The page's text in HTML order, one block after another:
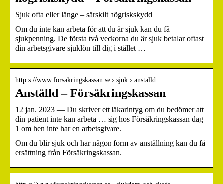
Sjuk ofta eller länge – särskilt högriskskydd
Om du inte kan arbeta för att du är sjuk kan du få
sjukpenning. De första två veckorna du är sjuk betalar oftast
din arbetsgivare sjuklön till dig i stället …
http s://www.forsakringskassan.se › sjuk › anstalld
Anställd – Försäkringskassan
12 jan. 2023 — Du skriver ett läkarintyg om du bedömer att
din patient inte kan arbeta … sig hos Försäkringskassan dag
1 om hen inte har en arbetsgivare.
Om du blir sjuk och har någon form av anställning kan du få
ersättning från Försäkringskassan.